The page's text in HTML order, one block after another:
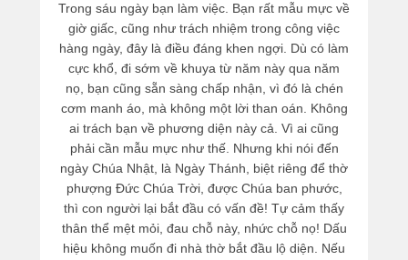
Trong sáu ngày bạn làm việc. Bạn rất mẫu mực về
giờ giấc, cũng như trách nhiệm trong công việc
hàng ngày, đây là điều đáng khen ngợi. Dù có làm
cực khổ, đi sớm về khuya từ năm này qua năm
nọ, bạn cũng sẵn sàng chấp nhận, vì đó là chén
cơm manh áo, mà không một lời than oán. Không
ai trách bạn về phương diện này cả. Vì ai cũng
phải cần mẫu mực như thế. Nhưng khi nói đến
ngày Chúa Nhật, là Ngày Thánh, biệt riêng để thờ
phượng Đức Chúa Trời, được Chúa ban phước,
thì con người lại bắt đầu có vấn đề! Tự cảm thấy
thân thể mệt mỏi, đau chỗ này, nhức chỗ nọ! Dấu
hiệu không muốn đi nhà thờ bắt đầu lộ diện. Nếu